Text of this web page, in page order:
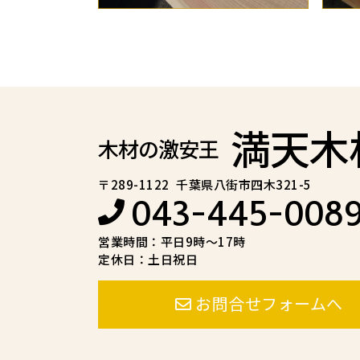
木材の激安王 満天
〒289-1122 千葉県八街市四木321-5
043-445-
営業時間：平日9時～17時
定休日：土日祝日
お問合せフォームへ